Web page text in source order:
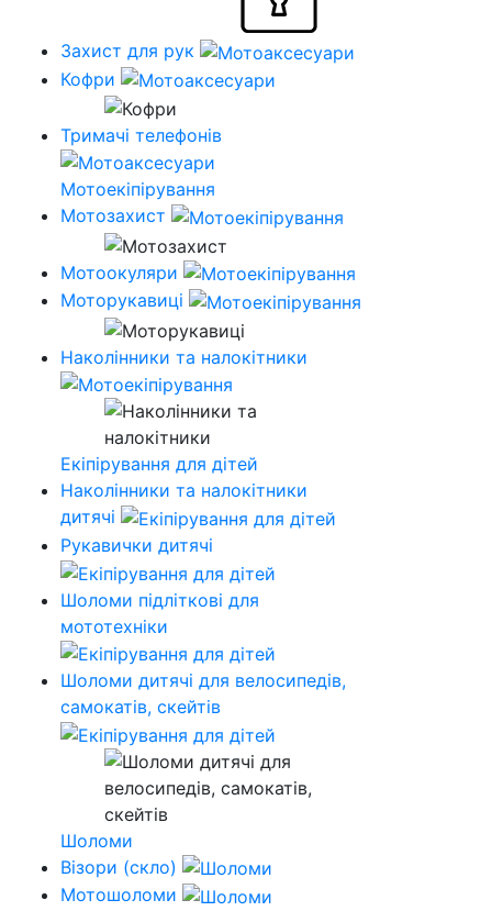
Захист для рук
Кофри
Тримачі телефонів
Мотоекіпірування
Мотозахист
Мотоокуляри
Моторукавиці
Наколінники та налокітники
Екіпірування для дітей
Наколінники та налокітники
дитячі
Рукавички дитячі
Шоломи підліткові для
мототехніки
Шоломи дитячі для велосипедів,
самокатів, скейтів
Шоломи
Візори (скло)
Мотошоломи